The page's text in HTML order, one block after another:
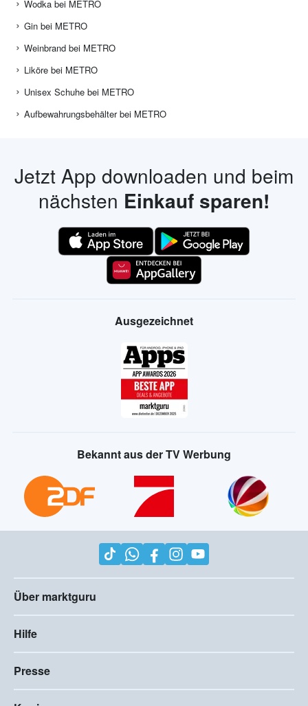
Wodka bei METRO
Gin bei METRO
Weinbrand bei METRO
Liköre bei METRO
Unisex Schuhe bei METRO
Aufbewahrungsbehälter bei METRO
Jetzt App downloaden und beim
nächsten Einkauf sparen!
Ausgezeichnet
Bekannt aus der TV Werbung
Über marktguru
Hilfe
Presse